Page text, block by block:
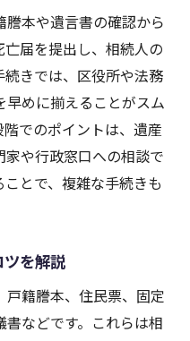
たい評価ポイント
相場活用術解説
と注意点まとめ
を理解するコツ
たい基礎知識
東成区での特徴
わかりやすく解説
のチェック項目集
本や遺言書の確認から
届を提出し、相続人の
きでは、区役所や法務
めに揃えることがスム
でのポイントは、遺産
や行政窓口への相談で
とで、複雑な手続きも
を解説
籍謄本、住民票、固定
などです。これらは相